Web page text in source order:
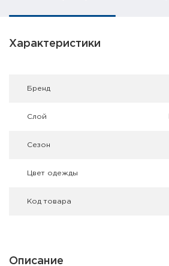
Чехлы и кейсы
Релоадинг
Сигнальные средства
Дартс
Аксессуары
Характеристики
Брeнд
Слой
Сезон
Цвет одежды
Код товара
Описание